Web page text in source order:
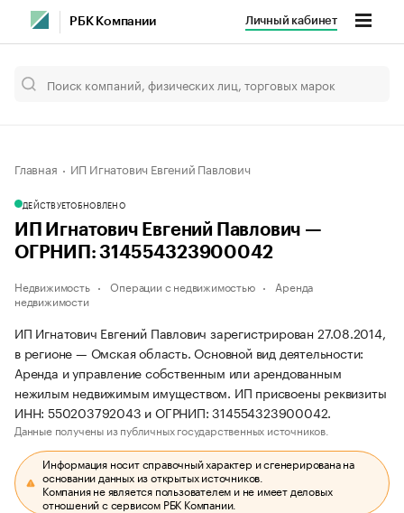
РБК Компании Личный кабинет
Главная ИП Игнатович Евгений Павлович
ДЕЙСТВУЕТОБНОВЛЕНО
ИП Игнатович Евгений Павлович —
ОГРНИП: 314554323900042
Недвижимость Операции с недвижимостью
Аренда
недвижимости
ИП Игнатович Евгений Павлович зарегистрирован 27.08.2014,
в регионе — Омская область. Основной вид деятельности:
Аренда и управление собственным или арендованным
нежилым недвижимым имуществом. ИП присвоены реквизиты
ИНН: 550203792043 и ОГРНИП: 314554323900042.
Данные получены из публичных государственных источников.
Информация носит справочный характер и сгенерирована на
основании данных из открытых источников.
Компания не является пользователем и не имеет деловых
отношений с сервисом РБК Компании.